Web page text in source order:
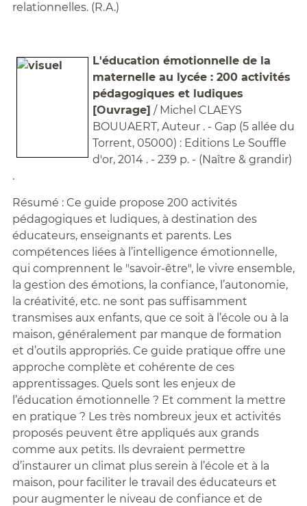
relationnelles. (R.A.)
L'éducation émotionnelle de la
maternelle au lycée : 200 activités
pédagogiques et ludiques
[Ouvrage] / Michel CLAEYS
BOUUAERT, Auteur . - Gap (5 allée du
Torrent, 05000) : Editions Le Souffle
d'or, 2014 . - 239 p. - (Naître & grandir)
.
Résumé : Ce guide propose 200 activités
pédagogiques et ludiques, à destination des
éducateurs, enseignants et parents. Les
compétences liées à l’intelligence émotionnelle,
qui comprennent le "savoir-être", le vivre ensemble,
la gestion des émotions, la confiance, l’autonomie,
la créativité, etc. ne sont pas suffisamment
transmises aux enfants, que ce soit à l’école ou à la
maison, généralement par manque de formation
et d’outils appropriés. Ce guide pratique offre une
approche complète et cohérente de ces
apprentissages. Quels sont les enjeux de
l’éducation émotionnelle ? Et comment la mettre
en pratique ? Les très nombreux jeux et activités
proposés peuvent être appliqués aux grands
comme aux petits. Ils devraient permettre
d’instaurer un climat plus serein à l’école et à la
maison, pour faciliter le travail des éducateurs et
pour augmenter le niveau de confiance et de